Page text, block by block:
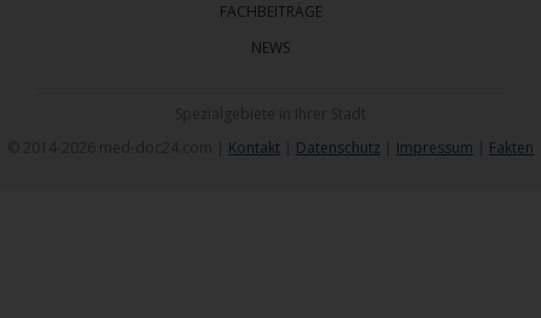
FACHBEITRÄGE
NEWS
Kontakt Datenschutz Impressum Fakten